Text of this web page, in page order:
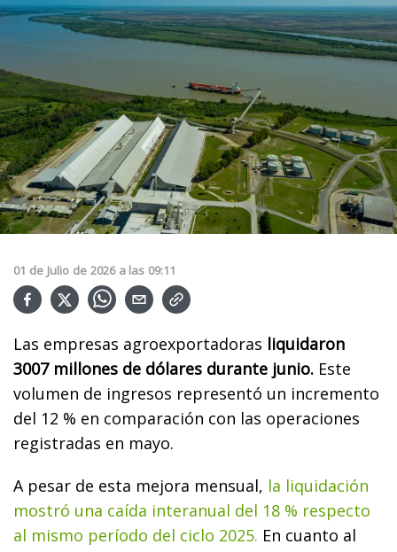
01 de Julio de 2026 a las 09:11
Las empresas agroexportadoras liquidaron
3007 millones de dólares durante junio. Este
volumen de ingresos representó un incremento
del 12 % en comparación con las operaciones
registradas en mayo.
A pesar de esta mejora mensual, la liquidación
mostró una caída interanual del 18 % respecto
al mismo período del ciclo 2025. En cuanto al